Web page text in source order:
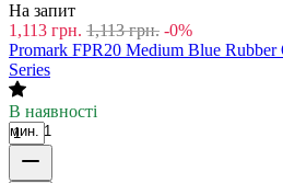
На запит
1,113 грн. 1,113 грн. -0%
Promark FPR20 Medium Blue
Series
В наявності
мин. 1